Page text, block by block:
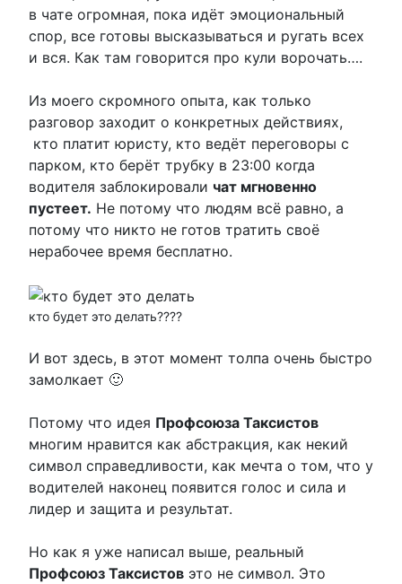
в чате огромная, пока идёт эмоциональный
спор, все готовы высказываться и ругать всех
и вся. Как там говорится про кули ворочать….
Из моего скромного опыта, как только
разговор заходит о конкретных действиях,
кто платит юристу, кто ведёт переговоры с
парком, кто берёт трубку в 23:00 когда
водителя заблокировали чат мгновенно
пустеет. Не потому что людям всё равно, а
потому что никто не готов тратить своё
нерабочее время бесплатно.
кто будет это делать????
И вот здесь, в этот момент толпа очень быстро
замолкает 🙂
Потому что идея Профсоюза Таксистов
многим нравится как абстракция, как некий
символ справедливости, как мечта о том, что у
водителей наконец появится голос и сила и
лидер и защита и результат.
Но как я уже написал выше, реальный
Профсоюз Таксистов это не символ. Это